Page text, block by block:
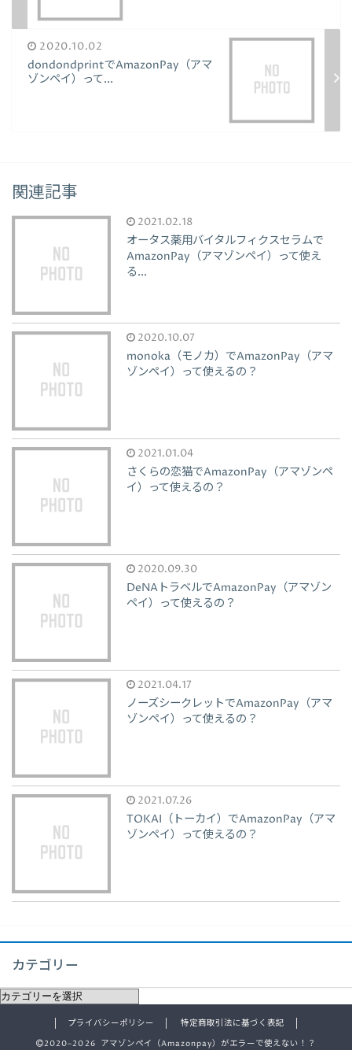
2020.10.02
dondondprintでAmazonPay（アマ
ゾンペイ）って...
関連記事
2021.02.18
オータス薬用バイタルフィクスセラムで
AmazonPay（アマゾンペイ）って使え
る...
2020.10.07
monoka（モノカ）でAmazonPay（アマ
ゾンペイ）って使えるの？
2021.01.04
さくらの恋猫でAmazonPay（アマゾンペ
イ）って使えるの？
2020.09.30
DeNAトラベルでAmazonPay（アマゾン
ペイ）って使えるの？
2021.04.17
ノーズシークレットでAmazonPay（アマ
ゾンペイ）って使えるの？
2021.07.26
TOKAI（トーカイ）でAmazonPay（アマ
ゾンペイ）って使えるの？
カテゴリー
プライバシーポリシー
特定商取引法に基づく表記
2020–2026 アマゾンペイ（Amazonpay）がエラーで使えない！？